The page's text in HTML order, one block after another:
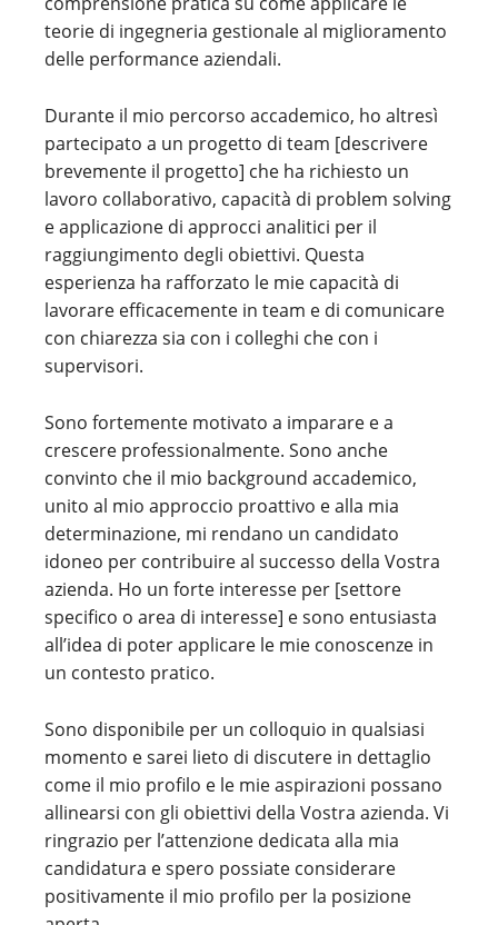
teorie di ingegneria gestionale al miglioramento
delle performance aziendali.
Durante il mio percorso accademico, ho altresì
partecipato a un progetto di team [descrivere
brevemente il progetto] che ha richiesto un
lavoro collaborativo, capacità di problem solving
e applicazione di approcci analitici per il
raggiungimento degli obiettivi. Questa
esperienza ha rafforzato le mie capacità di
lavorare efficacemente in team e di comunicare
con chiarezza sia con i colleghi che con i
supervisori.
Sono fortemente motivato a imparare e a
crescere professionalmente. Sono anche
convinto che il mio background accademico,
unito al mio approccio proattivo e alla mia
determinazione, mi rendano un candidato
idoneo per contribuire al successo della Vostra
azienda. Ho un forte interesse per [settore
specifico o area di interesse] e sono entusiasta
all’idea di poter applicare le mie conoscenze in
un contesto pratico.
Sono disponibile per un colloquio in qualsiasi
momento e sarei lieto di discutere in dettaglio
come il mio profilo e le mie aspirazioni possano
allinearsi con gli obiettivi della Vostra azienda. Vi
ringrazio per l’attenzione dedicata alla mia
candidatura e spero possiate considerare
positivamente il mio profilo per la posizione